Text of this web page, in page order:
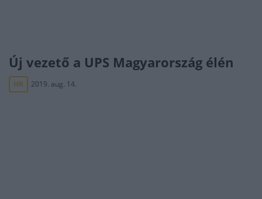
Új vezető a UPS Magyarország élén
HR 2019. aug. 14.